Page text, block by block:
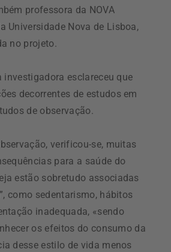
professora da NOVA
Universidade Nova de Lisboa,
no projeto.
investigadora esclareceu que
decorrentes de estudos em
de observação.
verificou-se, muitas
para a saúde do
estão sobretudo associadas
como sedentarismo, hábitos
inadequada, «sendo
os efeitos do consumo da
desse estilo de vida menos